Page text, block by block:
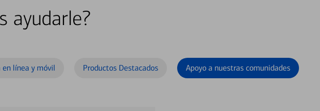
ayudarle?
en línea y móvil Productos Destacados Apoyo a nuestras comunidades